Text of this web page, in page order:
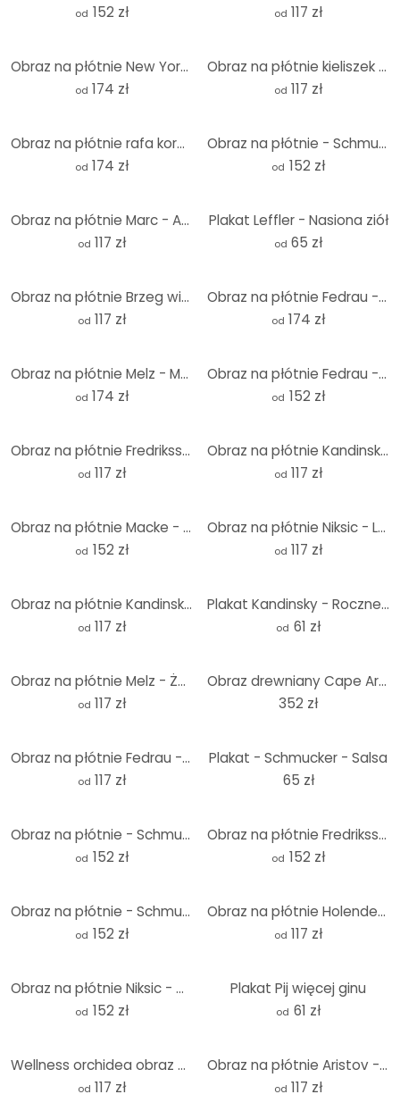
od 152 zł od 117 zł
Obraz na płótnie New York nocą 3
od 174 zł
Obraz na płótnie kieliszek do wina czarny/biały
od 117 zł
Obraz na płótnie rafa koralowa
od 174 zł
Obraz na płótnie - Schmucker - Salsa
od 152 zł
Obraz na płótnie Marc - Abstrakcyjne kształty II
od 117 zł
Plakat Leffler - Nasiona ziół
od 65 zł
Obraz na płótnie Brzeg wieczorem
od 117 zł
Obraz na płótnie Fedrau - Blended
od 174 zł
Obraz na płótnie Melz - Mały motyl - Panorama
od 174 zł
Obraz na płótnie Fedrau - Kodowanie
od 152 zł
Obraz na płótnie Fredriksson - Spokój ducha
od 117 zł
Obraz na płótnie Kandinsky - Dwa ruchy
od 117 zł
Obraz na płótnie Macke - Jasny dom
od 152 zł
Obraz na płótnie Niksic - Letnia bryza
od 117 zł
Obraz na płótnie Kandinsky - coroczny prezent dla Towarzystwa Kandinsky'ego
od 117 zł
Plakat Kandinsky - Roczne wydanie dla Towarzystwa Kandinsky'ego
od 61 zł
Obraz na płótnie Melz - Żółty mak
od 117 zł
Obraz drewniany Cape Arkona - 40x41,5 cm
352 zł
Obraz na płótnie Fedrau - Flor
od 117 zł
Plakat - Schmucker - Salsa
65 zł
Obraz na płótnie - Schmucker - Na horyzoncie
od 152 zł
Obraz na płótnie Fredriksson - Światło dzienne - Kwadrat
od 152 zł
Obraz na płótnie - Schmucker - Allegro
od 152 zł
Obraz na płótnie Holenderski wiatrak
od 117 zł
Obraz na płótnie Niksic - Czerwony mak
od 152 zł
Plakat Pij więcej ginu
od 61 zł
Wellness orchidea obraz na płótnie
od 117 zł
Obraz na płótnie Aristov - Herbata z września
od 117 zł